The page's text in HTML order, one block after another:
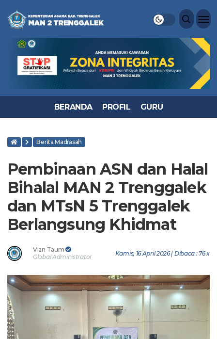
BERANDA PROFIL GURU
Berita Madrasah
Pembinaan ASN dan Halal
Bihalal MAN 2 Trenggalek
dan MTsN 5 Trenggalek
Berlangsung Khidmat
Vian Taum
Global Administrator
Kamis, 16 April 2026 | Dibaca : 76 x